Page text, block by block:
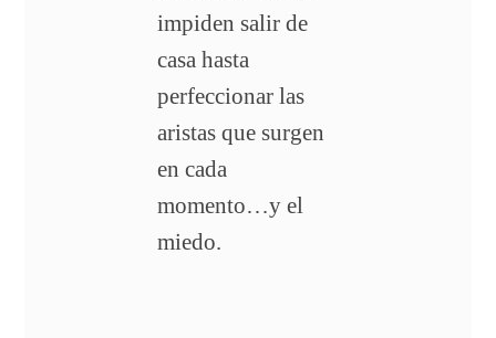
impiden salir de
casa hasta
perfeccionar las
aristas que surgen
en cada
momento…y el
miedo.